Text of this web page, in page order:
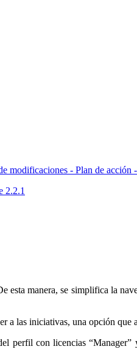
modificaciones - Plan de acción -
2.2.1
manera, se simplifica la
a las iniciativas, una opción que
perfil con licencias